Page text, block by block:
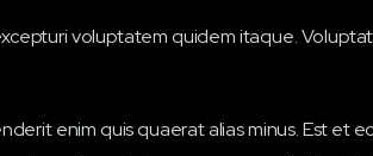
voluptatem quidem itaque.
enim quis quaerat alias minus. Est et